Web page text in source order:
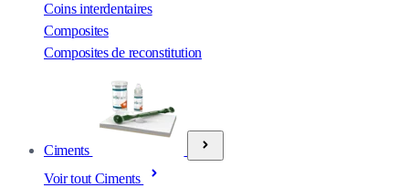
Coins interdentaires
Composites
Composites de reconstitution
Ciments
Voir tout Ciments